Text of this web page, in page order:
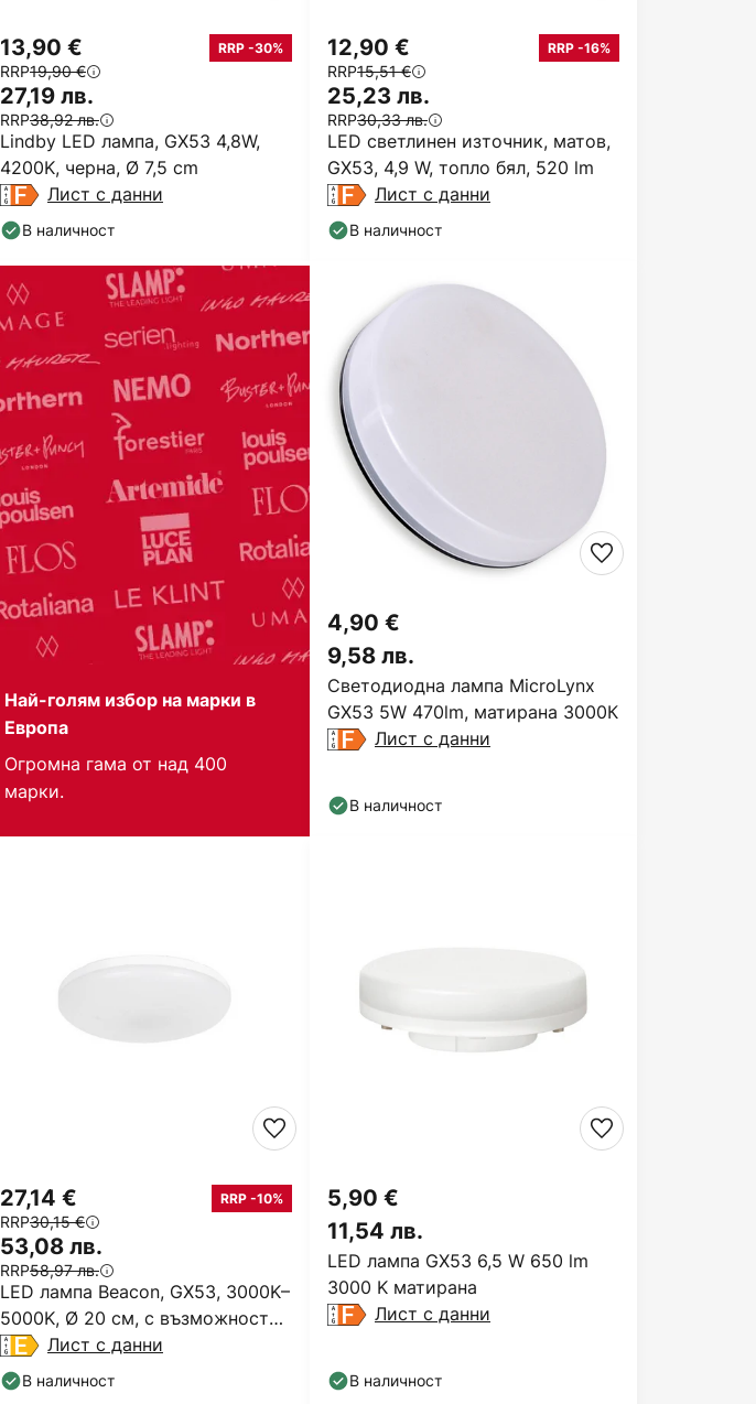
Lindby LED лампа, GX53 4,8W,
4200K, черна, Ø 7,5 cm
13,90 € RRP -30%
RRP19,90 €
27,19 лв.
RRP38,92 лв.
Лист с данни
В наличност
LED светлинен източник, матов,
GX53, 4,9 W, топло бял, 520 lm
12,90 € RRP -16%
RRP15,51 €
25,23 лв.
RRP30,33 лв.
Лист с данни
В наличност
Най-голям избор на марки в
Европа
Огромна гама от над 400
марки.
Светодиодна лампа MicroLynx
GX53 5W 470lm, матирана 3000К
4,90 €
9,58 лв.
Лист с данни
В наличност
LED лампа Beacon, GX53, 3000K–
5000K, Ø 20 см, с възможност
за регулиране на
27,14 € RRP -10%
RRP30,15 €
53,08 лв.
RRP58,97 лв.
Лист с данни
В наличност
LED лампа GX53 6,5 W 650 lm
3000 K матирана
5,90 €
11,54 лв.
Лист с данни
В наличност